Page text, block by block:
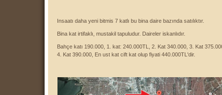
Insaatı daha yeni bitmis 7 katlı bu bina daire bazında satılıktır.
Bina kat irtifaklı , mustakil tapuludur. Daireler iskanlıdır.
Bahçe katı 190.000, 1. kat: 240.000TL, 2. Kat 340.000, 3. Kat
4. Kat 390.000, En ust kat cift kat olup fiyati 440.000TL'dir.